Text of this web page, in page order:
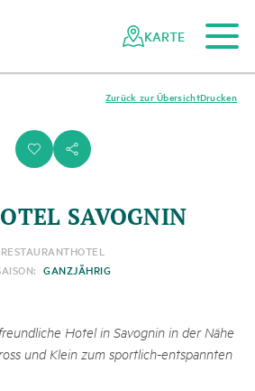
KARTE
i s
Drucken
Zurück zur Übersicht
SAVOGNIN
RESTAURANTHOTEL
GANZJÄHRIG
Hotel in Savognin in der Nähe
und Klein zum sportlich-entspannten